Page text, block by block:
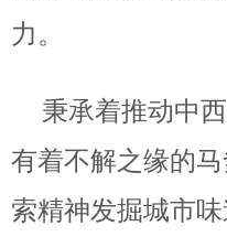
力。
秉承着推动中
有着不解之缘的
索精神发掘城市